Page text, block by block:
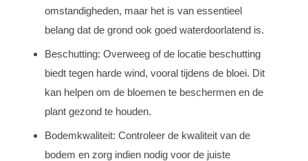
omstandigheden, maar het is van essentieel
belang dat de grond ook goed waterdoorlatend is.
Beschutting: Overweeg of de locatie beschutting
biedt tegen harde wind, vooral tijdens de bloei. Dit
kan helpen om de bloemen te beschermen en de
plant gezond te houden.
Bodemkwaliteit: Controleer de kwaliteit van de
bodem en zorg indien nodig voor de juiste